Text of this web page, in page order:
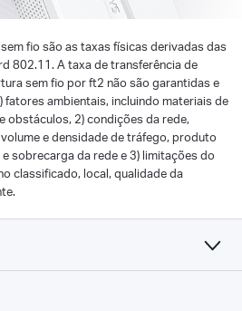
fio são as taxas físicas derivadas das
802.11. A taxa de transferência de
sem fio por ft2 não são garantidas e
fatores ambientais, incluindo materiais de
obstáculos, 2) condições da rede,
e densidade de tráfego, produto
sobrecarga da rede e 3) limitações do
classificado, local, qualidade da